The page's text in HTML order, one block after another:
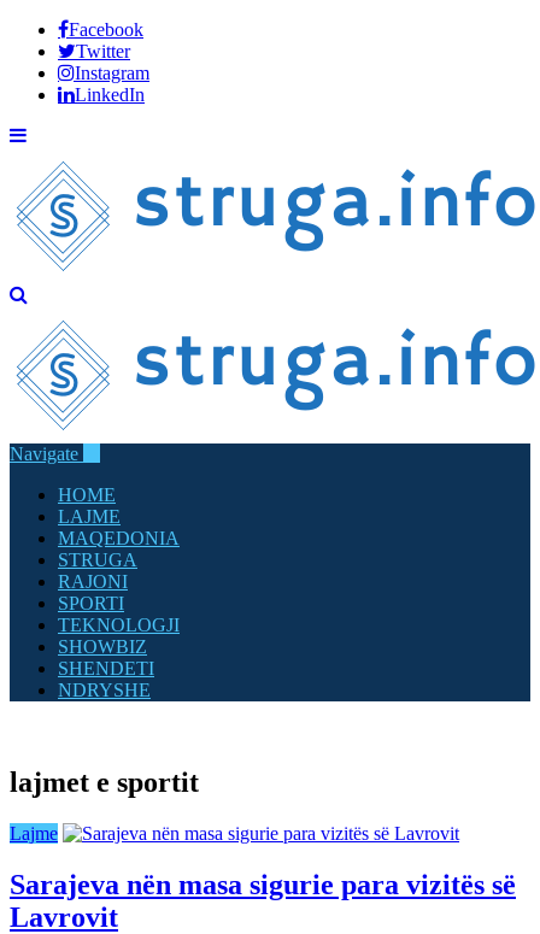
Facebook
Twitter
Instagram
LinkedIn
Navigate
HOME
LAJME
MAQEDONIA
STRUGA
RAJONI
SPORTI
TEKNOLOGJI
SHOWBIZ
SHENDETI
NDRYSHE
lajmet e sportit
Lajme
Sarajeva nën masa sigurie para vizitës së
Lavrovit